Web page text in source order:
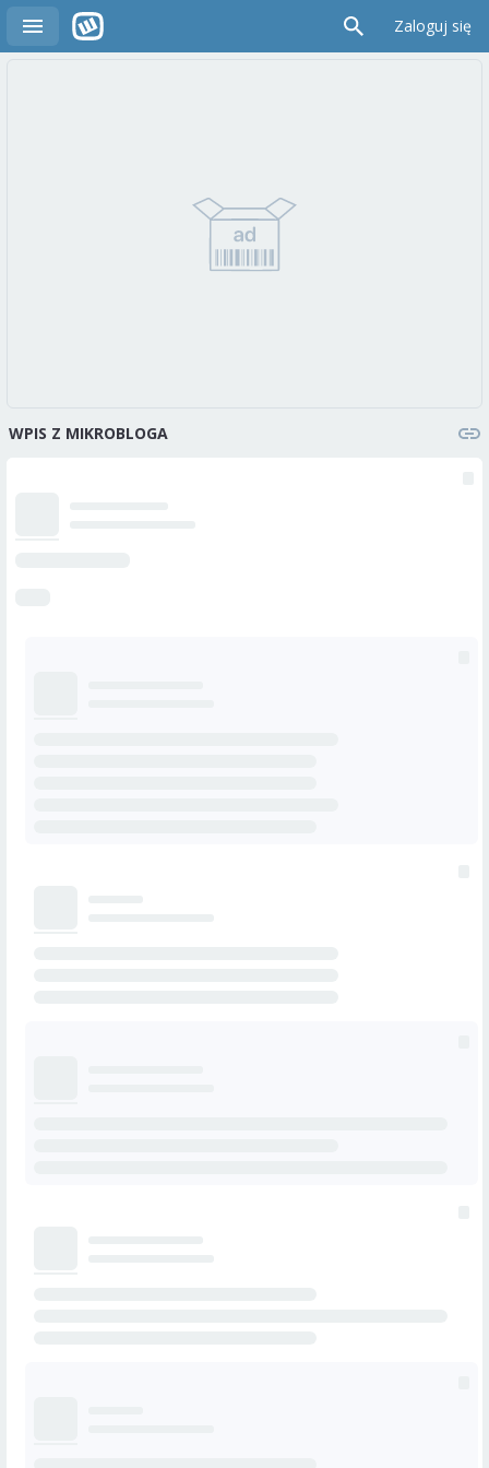
Zaloguj się
WPIS Z MIKROBLOGA